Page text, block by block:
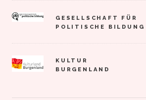
GESELLSCHAFT FÜR
POLITISCHE BILDUNG
KULTUR
BURGENLAND